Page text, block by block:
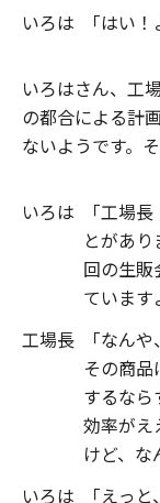
いろは
「はい
いろはさん、工
の都合による計
ないようです。
いろは
「工場
とがあ
回の生
ています
工場長
「なん
その商
するな
効率がえ
けど、な
いろは
「えっ